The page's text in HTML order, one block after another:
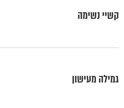
קשיי נשימה
גמילה מעישון